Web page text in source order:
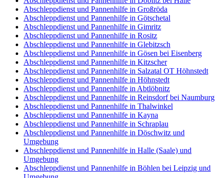
Abschleppdienst und Pannenhilfe in Großröda
Abschleppdienst und Pannenhilfe in Götschetal
Abschleppdienst und Pannenhilfe in Gimritz
Abschleppdienst und Pannenhilfe in Rositz
Abschleppdienst und Pannenhilfe in Glebitzsch
Abschleppdienst und Pannenhilfe in Gösen bei Eisenberg
Abschleppdienst und Pannenhilfe in Kitzscher
Abschleppdienst und Pannenhilfe in Salzatal OT Höhnstedt
Abschleppdienst und Pannenhilfe in Höhnstedt
Abschleppdienst und Pannenhilfe in Abtlöbnitz
Abschleppdienst und Pannenhilfe in Reinsdorf bei Naumburg
Abschleppdienst und Pannenhilfe in Thalwinkel
Abschleppdienst und Pannenhilfe in Kayna
Abschleppdienst und Pannenhilfe in Schraplau
Abschleppdienst und Pannenhilfe in Döschwitz und
Umgebung
Abschleppdienst und Pannenhilfe in Halle (Saale) und
Umgebung
Abschleppdienst und Pannenhilfe in Böhlen bei Leipzig und